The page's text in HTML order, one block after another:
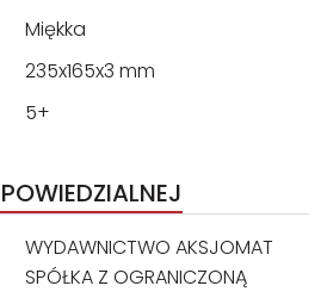
Miękka
235x165x3 mm
5+
WYDAWNICTWO AKSJOMAT
SPÓŁKA Z OGRANICZONĄ